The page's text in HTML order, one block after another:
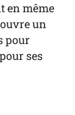
en même
un
pour
ses